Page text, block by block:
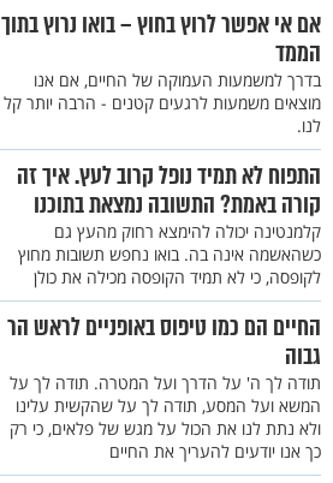
אם אי אפשר לרוץ בחוץ – בואו נרוץ בתוך
הממד
בדרך למשמעות העמוקה של החיים, אם אנו
מוצאים משמעות לרגעים קטנים - הרבה יותר קל
לנו.
התפוח לא תמיד נופל קרוב לעץ. איך זה
קורה באמת? התשובה נמצאת בתוכנו
קלמנטינה יכולה להימצא רחוק מהעץ גם
כשהאשמה אינה בה. בואו נחפש תשובות מחוץ
לקופסה, כי לא תמיד הקופסה מכילה את כולן
החיים הם כמו טיפוס באופניים לראש הר
גבוה
תודה לך ה' על הדרך ועל המטרה. תודה לך על
המשא ועל המסע, תודה לך על שהקשית עלינו
ולא נתת לנו את הכול על מגש של פלאים, כי רק
כך אנו יודעים להעריך את החיים